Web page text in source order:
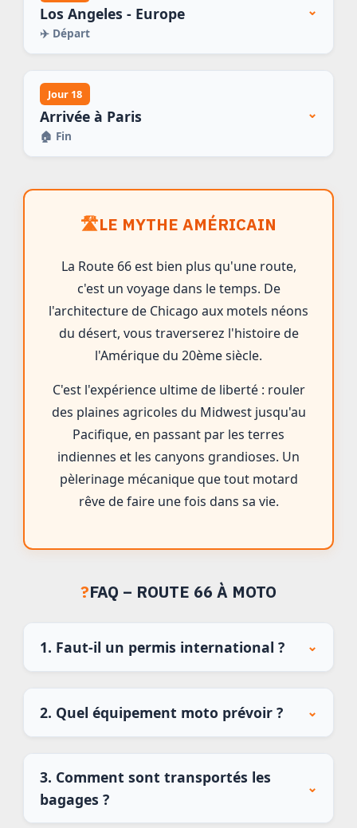
Los Angeles - Europe
✈️ Départ
⌄
Jour 18
Arrivée à Paris
🏠 Fin
⌄
🛣️LE MYTHE AMÉRICAIN
La Route 66 est bien plus qu'une route,
c'est un voyage dans le temps. De
l'architecture de Chicago aux motels néons
du désert, vous traverserez l'histoire de
l'Amérique du 20ème siècle.
C'est l'expérience ultime de liberté : rouler
des plaines agricoles du Midwest jusqu'au
Pacifique, en passant par les terres
indiennes et les canyons grandioses. Un
pèlerinage mécanique que tout motard
rêve de faire une fois dans sa vie.
?FAQ – ROUTE 66 À MOTO
1. Faut-il un permis international ? ⌄
2. Quel équipement moto prévoir ? ⌄
3. Comment sont transportés les
bagages ?
⌄